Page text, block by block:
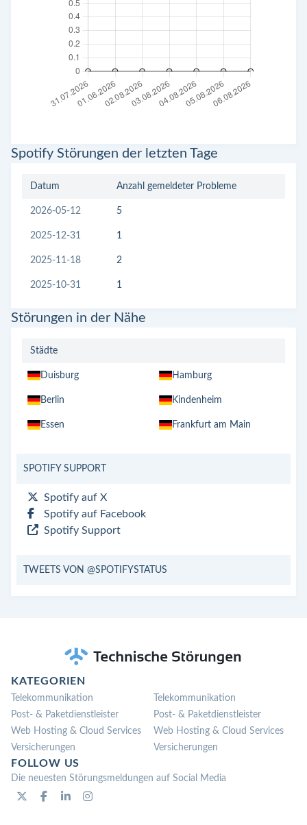
Spotify Störungen der letzten Tage
Datum Anzahl gemeldeter Probleme
2026-05-12 5
2025-12-31 1
2025-11-18 2
2025-10-31 1
Störungen in der Nähe
Städte
Duisburg Hamburg
Berlin Kindenheim
Essen Frankfurt am Main
SPOTIFY SUPPORT
Spotify auf X
Spotify auf Facebook
Spotify Support
TWEETS VON @SPOTIFYSTATUS
KATEGORIEN
Telekommunikation
Post- & Paketdienstleister
Web Hosting & Cloud Services
Versicherungen
Telekommunikation
Post- & Paketdienstleister
Web Hosting & Cloud Services
Versicherungen
FOLLOW US
Die neuesten Störungsmeldungen auf Social Media